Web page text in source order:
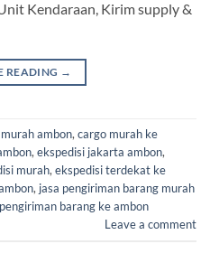
Kendaraan, Kirim supply &
READING →
ambon, cargo murah ke
, ekspedisi jakarta ambon,
murah, ekspedisi terdekat ke
, jasa pengiriman barang murah
pengiriman barang ke ambon
Leave a comment